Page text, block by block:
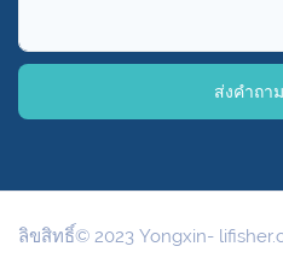
ส่งคำถา
ลิขสิทธิ์© 2023 Yongxin-